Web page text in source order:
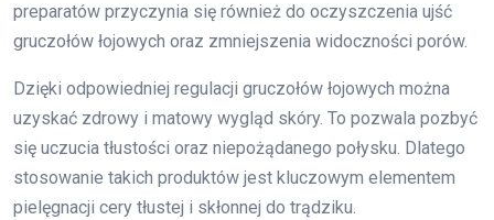
preparatów przyczynia się również do oczyszczenia ujść
gruczołów łojowych oraz zmniejszenia widoczności porów.
Dzięki odpowiedniej regulacji gruczołów łojowych można
uzyskać zdrowy i matowy wygląd skóry. To pozwala pozbyć
się uczucia tłustości oraz niepożądanego połysku. Dlatego
stosowanie takich produktów jest kluczowym elementem
pielęgnacji cery tłustej i skłonnej do trądziku.